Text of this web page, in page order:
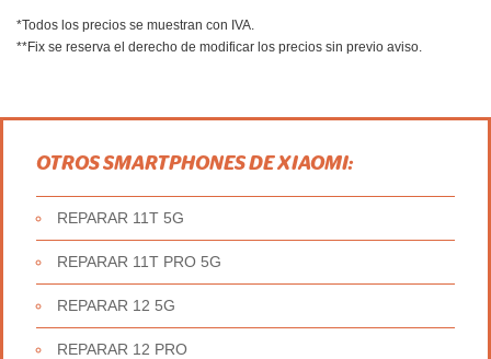
*Todos los precios se muestran con IVA.
**Fix se reserva el derecho de modificar los precios sin previo aviso.
OTROS SMARTPHONES DE XIAOMI:
REPARAR 11T 5G
REPARAR 11T PRO 5G
REPARAR 12 5G
REPARAR 12 PRO